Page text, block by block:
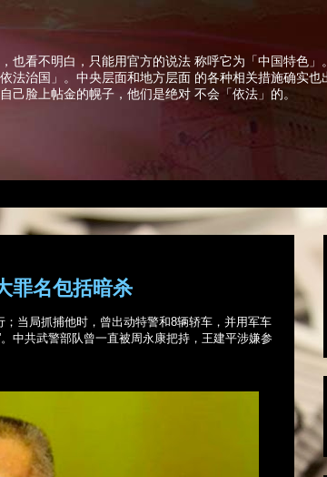
也看不明白，只能用官方的说法 称呼它为「中国特色
法治国」。中央层面和地方层面 的各种相关措施确实
脸上帖金的幌子，他们是绝对 不会「依法」的。
罪名包括暗杀
；当局抓捕他时，曾出动特警和8辆轿车，并用军车
中共武警部队曾一直被周永康把持，王建平涉嫌参